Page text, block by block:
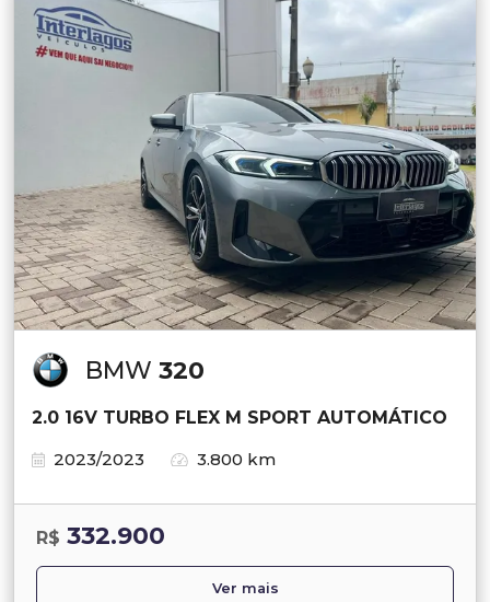
BMW 320
2.0 16V TURBO FLEX M SPORT AUTOMÁTICO
2023/2023
3.800 km
R$ 332.900
Ver mais